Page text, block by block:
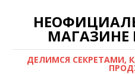
МАГАЗИНЕ
ДЕЛИМСЯ СЕКРЕТАМИ,